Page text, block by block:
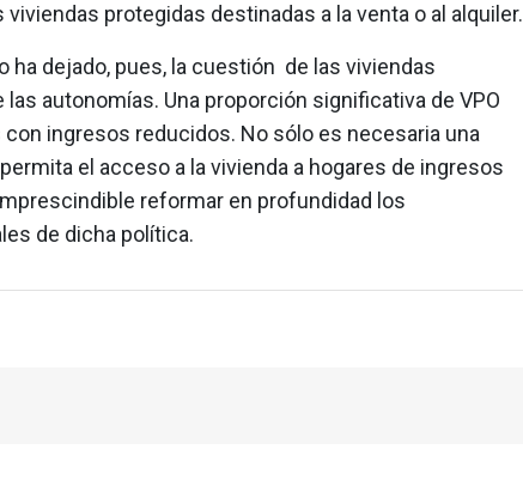
protegidas destinadas a la venta o al alquiler.
ha dejado, pues, la cuestión de las viviendas
autonomías. Una proporción significativa de VPO
ingresos reducidos. No sólo es necesaria una
el acceso a la vivienda a hogares de ingresos
reformar en profundidad los
de dicha política.